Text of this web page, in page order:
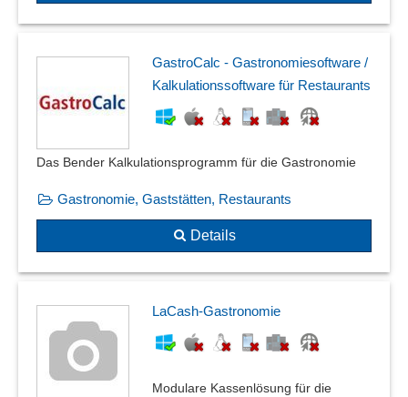
GastroCalc - Gastronomiesoftware /
Kalkulationssoftware für Restaurants
Das Bender Kalkulationsprogramm für die Gastronomie
Gastronomie, Gaststätten, Restaurants
Details
LaCash-Gastronomie
Modulare Kassenlösung für die